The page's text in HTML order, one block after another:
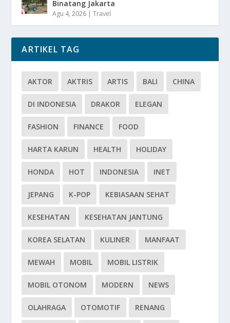
Binatang Jakarta
Agu 4, 2026 |Travel
ARTIKEL TAG
AKTOR AKTRIS ARTIS BALI CHINA
DI INDONESIA DRAKOR ELEGAN
FASHION FINANCE FOOD
HARTA KARUN HEALTH HOLIDAY
HONDA HOT INDONESIA INET
JEPANG K-POP KEBIASAAN SEHAT
KESEHATAN KESEHATAN JANTUNG
KOREA SELATAN KULINER MANFAAT
MEWAH MOBIL MOBIL LISTRIK
MOBIL OTONOM MODERN NEWS
OLAHRAGA OTOMOTIF RENANG